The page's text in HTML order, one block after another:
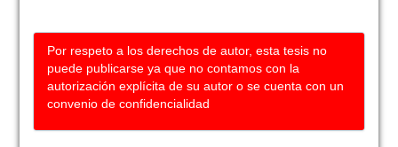
Por respeto a los derechos de autor, esta tesis no
puede publicarse ya que no contamos con la
autorización explícita de su autor o se cuenta con un
convenio de confidencialidad